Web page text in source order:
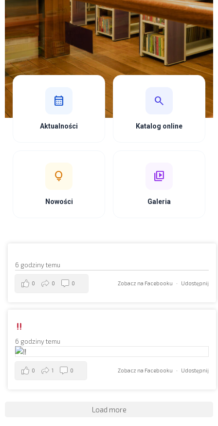
calendar_month
Aktualności
search
Katalog online
lightbulb
Nowości
video_library
Galeria
6 godziny temu
Zobacz na Facebooku · Udostępnij
0 0 0
6 godziny temu
Zobacz na Facebooku · Udostępnij
0 1 0
Load more